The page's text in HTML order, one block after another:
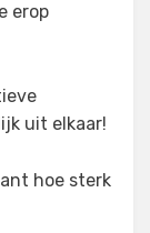
erop
uit elkaar!
hoe sterk